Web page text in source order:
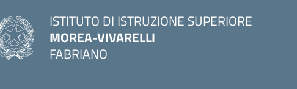
ISTITUTO DI ISTRUZIONE SUPERIORE
MOREA-VIVARELLI
FABRIANO